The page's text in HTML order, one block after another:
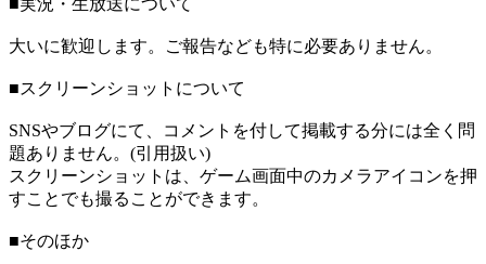
■実況・生放送について
大いに歓迎します。ご報告なども特に必要ありません。
■スクリーンショットについて
SNSやブログにて、コメントを付して掲載する分には全く問
題ありません。(引用扱い)
スクリーンショットは、ゲーム画面中のカメラアイコンを押
すことでも撮ることができます。
■そのほか